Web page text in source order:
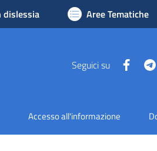
dislessia Aree Tematiche
Seguici su
Accesso all'informazione